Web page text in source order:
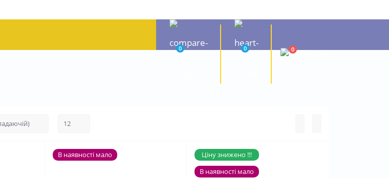
0 0 0
В наявності мало
Ціну знижено !!!
В наявності мало